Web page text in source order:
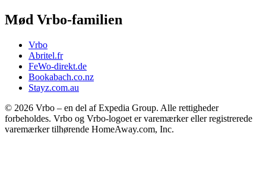
Mød Vrbo-familien
Vrbo
Abritel.fr
FeWo-direkt.de
Bookabach.co.nz
Stayz.com.au
© 2026 Vrbo – en del af Expedia Group. Alle rettigheder
forbeholdes. Vrbo og Vrbo-logoet er varemærker eller registrerede
varemærker tilhørende HomeAway.com, Inc.